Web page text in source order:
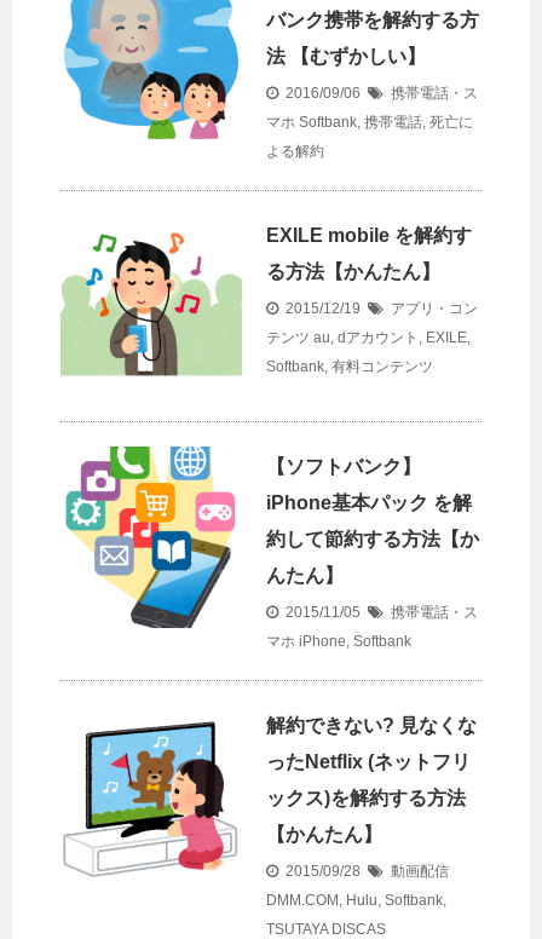
バンク携帯を解約する方
法 【むずかしい】
2016/09/06
携帯電話・ス
マホ Softbank, 携帯電話, 死亡に
よる解約
EXILE mobile を解約す
る方法【かんたん】
2015/12/19
アプリ・コン
テンツ au, dアカウント , EXILE,
Softbank, 有料コンテンツ
【ソフトバンク】
iPhone基本パック を解
約して節約する方法【か
んたん】
2015/11/05
携帯電話・ス
マホ iPhone, Softbank
解約できない? 見なくな
ったNetflix (ネットフリ
ックス)を解約する方法
【かんたん】
2015/09/28
動画配信
DMM.COM , Hulu, Softbank,
TSUTAYA DISCAS